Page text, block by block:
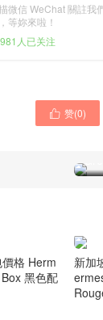
微信 WeChat 關註我
等妳來啦！
人已关注
 赞(0)
空姐包
Mini